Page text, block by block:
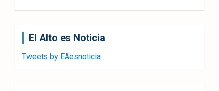
El Alto es Noticia
Tweets by EAesnoticia